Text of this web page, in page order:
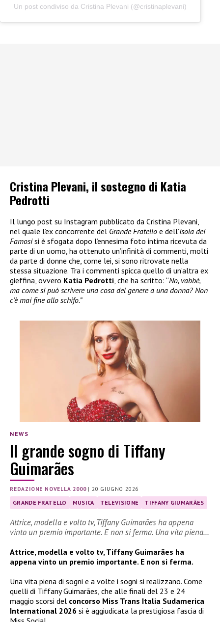
Un post condiviso da Cristina Plevani (@cristinaplevani)
Cristina Plevani, il sostegno di Katia
Pedrotti
Il lungo post su Instagram pubblicato da Cristina Plevani,
nel quale l’ex concorrente del Grande Fratello e dell’Isola dei
Famosisi è sfogata dopo l’ennesima foto intima ricevuta da
parte di un uomo, ha ottenuto un’infinità di commenti, molti
da parte di donne che, come lei, si sono ritrovate nella
stessa situazione. Tra i commenti spicca quello di un’altra ex
gieffina, ovvero Katia Pedrotti, che ha scritto: “No, vabbè,
ma come si può scrivere una cosa del genere a una donna? Non
c’è mai fine allo schifo.”
NEWS
Il grande sogno di Tiffany
Guimarães
REDAZIONE NOVELLA 2000|20 GIUGNO 2026
GRANDE FRATELLO MUSICA TELEVISIONE TIFFANY GIUMARÃES
Attrice, modella e volto tv, Tiffany Guimarães ha appena
vinto un premio importante. E non si ferma. Una vita piena…
Attrice, modella e volto tv, Tiffany Guimarães ha
appena vinto un premio importante. E non si ferma.
Una vita piena di sogni e a volte i sogni si realizzano. Come
quelli di Tiffany Guimarães, che alle finali del 23 e 24
maggio scorsi del concorso Miss Trans Italia Sudamerica
International 2026 si è aggiudicata la prestigiosa fascia di